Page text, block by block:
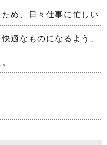
め、日々仕事に忙しい
適なものになるよう、